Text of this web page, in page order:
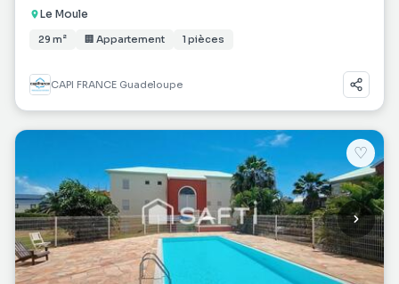
Le Moule
29 m² 🏢 Appartement 1 pièces
CAPI FRANCE Guadeloupe
♡